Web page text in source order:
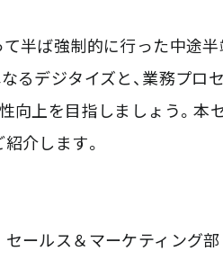
半ば強制的に行った中途半
るデジタイズと、業務プ
向上を目指しましょう。本
介します。
ールス＆マーケティング